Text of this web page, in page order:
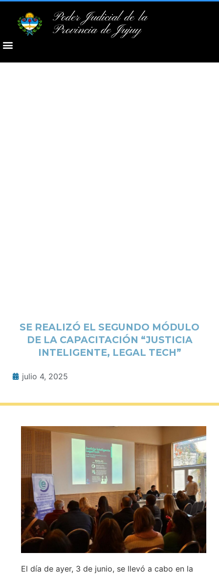
Poder Judicial de la
Provincia de Jujuy
SE REALIZÓ EL SEGUNDO MÓDULO
DE LA CAPACITACIÓN “JUSTICIA
INTELIGENTE, LEGAL TECH”
julio 4, 2025
El día de ayer, 3 de junio, se llevó a cabo en la